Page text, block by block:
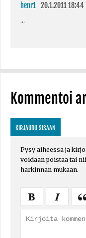
henr1 20.1.2011 18:44
...
Kommentoi
KIRJAUDU SISÄÄN
Pysy aiheessa ja
voidaan poistaa tai
harkinnan mukaan.